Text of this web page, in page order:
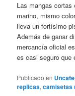
Las mangas cortas
marino, mismo
lleva un fortísimo
Además de ganar
mercancía oficial
es casi seguro que
Publicado en
replicas,camisetas